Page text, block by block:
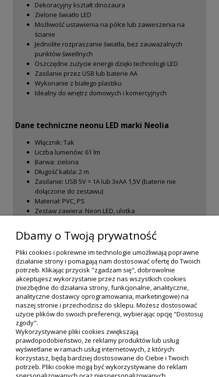
Dekoracyjny kształt dinozaura
Zielone światło LED
Możliwość ustawienia na półce lub zawieszenia na
ścianie
Jednolite rozpraszanie światła, bez zauważalnych
punktów świetlnych
Oszczędne zużycie energii dzięki technologii LED
Zasilanie przez USB lub baterie AA
Wykonanie z białego plastiku
Idealny do wnętrz domowych i komercyjnych
Dane techniczne neonu LED marki Neolia
Włącznik: Tak
Liczba lumenów: 61 lm
Barwa: zielona
Długość kabla: 2 m
Zasilanie: USB 5V = 1A lub 3xAA 1,5V (baterie nie
dołączone do zestawu)
Materiał: PVC, PS
Zestaw zawiera: Neon LED, ulotka
Pobór prądu: < 1 A
Moje konto
Dbamy o Twoją prywatność
Pliki cookies i pokrewne im technologie umożliwiają poprawne
działanie strony i pomagają nam dostosować ofertę do Twoich
potrzeb. Klikając przycisk "zgadzam się", dobrowolnie
akceptujesz wykorzystanie przez nas wszystkich cookies
(niezbędne do działania strony, funkcjonalne, analityczne,
analityczne dostawcy oprogramowania, marketingowe) na
naszej stronie i przechodzisz do sklepu. Możesz dostosować
użycie plików do swoich preferencji, wybierając opcję "Dostosuj
zgody".
Wykorzystywane pliki cookies zwiększają
prawdopodobieństwo, że reklamy produktów lub usług
wyświetlane w ramach usług internetowych, z których
korzystasz, będą bardziej dostosowane do Ciebie i Twoich
potrzeb. Pliki cookie mogą być wykorzystywane do reklam